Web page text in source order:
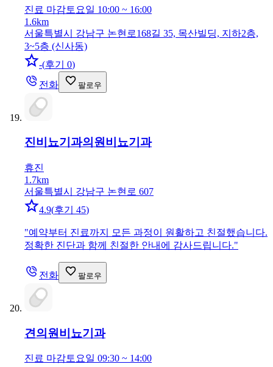
진료 마감토요일 10:00 ~ 16:00
1.6km
서울특별시 강남구 논현로168길 35, 목산빌딩, 지하2층,
3~5층 (신사동)
-(후기 0)
전화
팔로우
진비뇨기과의원비뇨기과
휴진
1.7km
서울특별시 강남구 논현로 607
4.9(후기 45)
"예약부터 진료까지 모든 과정이 원활하고 친절했습니다.
정확한 진단과 함께 친절한 안내에 감사드립니다."
전화 팔로우
견의원 비뇨기과
진료 마감토요일 09:30 ~ 14:00